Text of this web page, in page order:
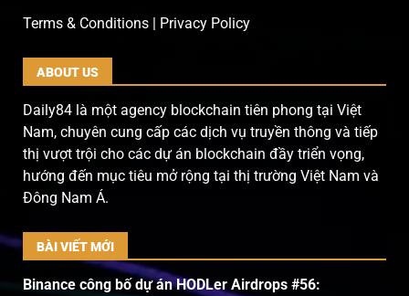
Terms & Conditions | Privacy Policy
ABOUT US
Daily84 là một agency blockchain tiên phong tại Việt
Nam, chuyên cung cấp các dịch vụ truyền thông và tiếp
thị vượt trội cho các dự án blockchain đầy triển vọng,
hướng đến mục tiêu mở rộng tại thị trường Việt Nam và
Đông Nam Á.
BÀI VIẾT MỚI
Binance công bố dự án HODLer Airdrops #56: